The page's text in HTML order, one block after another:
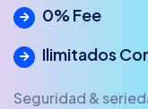
0% Fee
Ilimitados
Seguridad &